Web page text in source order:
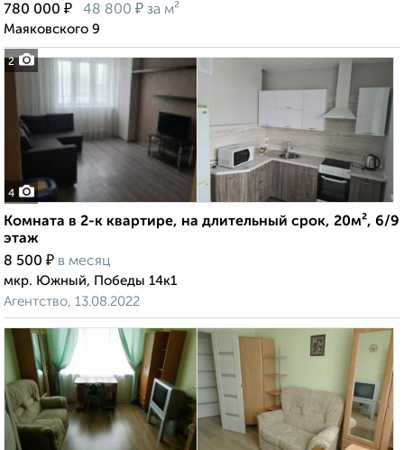
2
780 000 ₽ 48 800 ₽ за м²
Маяковского 9
4
Комната в 2-к квартире, на длительный срок, 20м², 6/9
этаж
8 500 ₽ в месяц
мкр. Южный, Победы 14к1
Агентство, 13.08.2022